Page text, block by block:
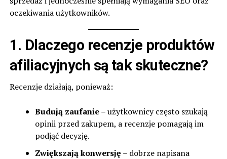
oczekiwania użytkowników.
1. Dlaczego recenzje produktów
afiliacyjnych są tak skuteczne?
Recenzje działają, ponieważ:
Budują zaufanie– użytkownicy często szukają
opinii przed zakupem, a recenzje pomagają im
podjąć decyzję.
Zwiększają konwersję – dobrze napisana